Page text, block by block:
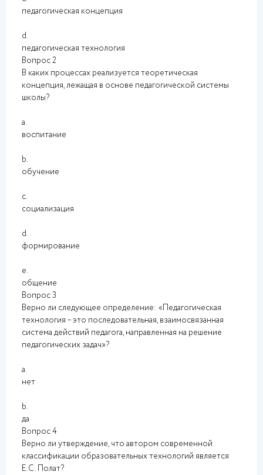
педагогическая концепция
d.
педагогическая технология
Вопрос 2
В каких процессах реализуется теоретическая
концепция, лежащая в основе педагогической системы
школы?
a.
воспитание
b.
обучение
c.
социализация
d.
формирование
e.
общение
Вопрос 3
Верно ли следующее определение: «Педагогическая
технология – это последовательная, взаимосвязанная
система действий педагога, направленная на решение
педагогических задач»?
a.
нет
b.
да
Вопрос 4
Верно ли утверждение, что автором современной
классификации образовательных технологий является
Е.С. Полат?